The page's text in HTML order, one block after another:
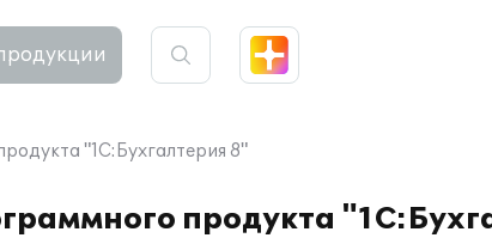
"1С:Бухгалтерия 8"
продукта